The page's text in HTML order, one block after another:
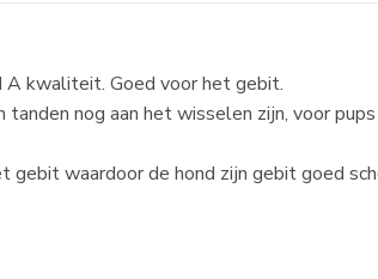
A kwaliteit. Goed voor het gebit.
nog aan het wisselen zijn, voor
waardoor de hond zijn gebit goed